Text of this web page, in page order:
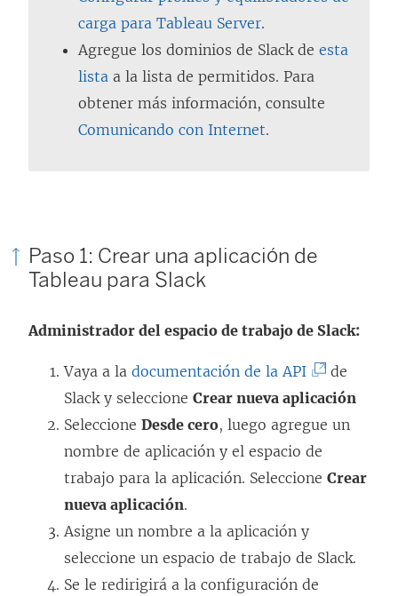
n
a
u
v
a
)
carga para Tableau Server.
Agregue los dominios de Slack de esta
lista a la lista de permitidos. Para
obtener más información, consulte
Comunicando con Internet.
Paso 1: Crear una aplicación de
Tableau para Slack
Administrador del espacio de trabajo de Slack:
Vaya a la documentación de la API(
E
l
e
n
a
c
e
de
Slack y seleccione Crear nueva aplicación
Seleccione Desde cero, luego agregue un
nombre de aplicación y el espacio de
trabajo para la aplicación. Seleccione Crear
nueva aplicación.
Asigne un nombre a la aplicación y
seleccione un espacio de trabajo de Slack.
Se le redirigirá a la configuración de